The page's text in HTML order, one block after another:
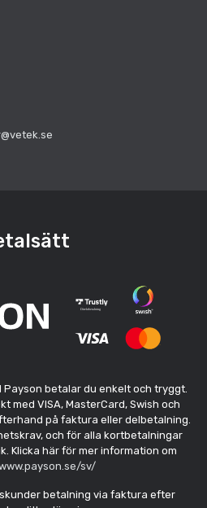
Payson betalar du enkelt och tryggt.
med VISA, MasterCard, Swish och
på faktura eller delbetalning.
och för alla kortbetalningar
Klicka här för mer information om
sv/
betalning via faktura efter